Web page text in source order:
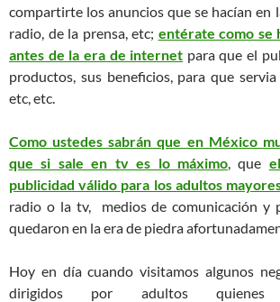
compartirte los anuncios que se hacían en
radio, de la prensa, etc; entérate como se
antes de la era de internet para que el
productos, sus beneficios, para que
etc, etc.
Como ustedes sabrán que en México
que si sale en tv es lo máximo, que
publicidad válido para los adultos
radio o la tv, medios de comunicación y
quedaron en la era de piedra
Hoy en día cuando visitamos algunos
dirigidos por adultos quienes